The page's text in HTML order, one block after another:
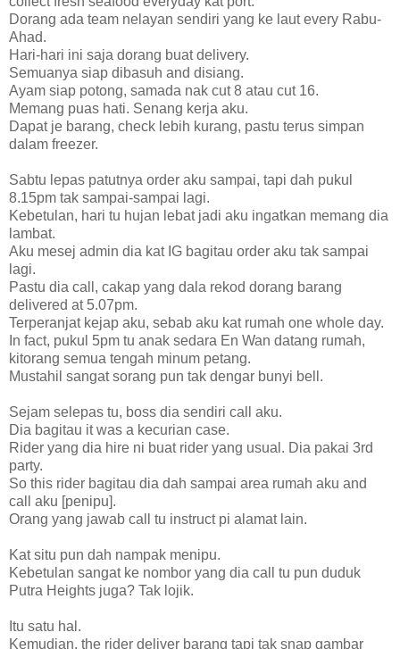
Dorang ada team nelayan sendiri yang ke laut every Rabu-
Ahad.
Hari-hari ini saja dorang buat delivery.
Semuanya siap dibasuh and disiang.
Ayam siap potong, samada nak cut 8 atau cut 16.
Memang puas hati. Senang kerja aku.
Dapat je barang, check lebih kurang, pastu terus simpan
dalam freezer.
Sabtu lepas patutnya order aku sampai, tapi dah pukul
8.15pm tak sampai-sampai lagi.
Kebetulan, hari tu hujan lebat jadi aku ingatkan memang dia
lambat.
Aku mesej admin dia kat IG bagitau order aku tak sampai
lagi.
Pastu dia call, cakap yang dala rekod dorang barang
delivered at 5.07pm.
Terperanjat kejap aku, sebab aku kat rumah one whole day.
In fact, pukul 5pm tu anak sedara En Wan datang rumah,
kitorang semua tengah minum petang.
Mustahil sangat sorang pun tak dengar bunyi bell.
Sejam selepas tu, boss dia sendiri call aku.
Dia bagitau it was a kecurian case.
Rider yang dia hire ni buat rider yang usual. Dia pakai 3rd
party.
So this rider bagitau dia dah sampai area rumah aku and
call aku [penipu].
Orang yang jawab call tu instruct pi alamat lain.
Kat situ pun dah nampak menipu.
Kebetulan sangat ke nombor yang dia call tu pun duduk
Putra Heights juga? Tak lojik.
Itu satu hal.
Kemudian, the rider deliver barang tapi tak snap gambar